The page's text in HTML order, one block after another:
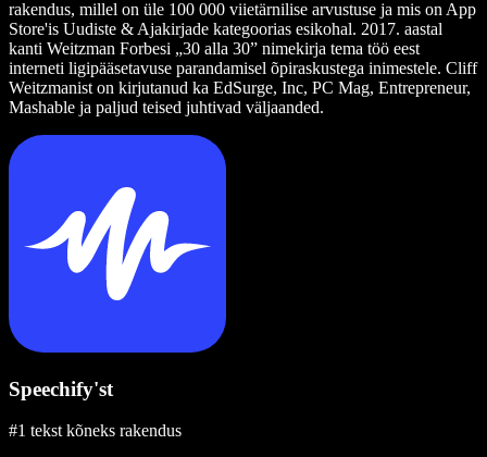
rakendus, millel on üle 100 000 viietärnilise arvustuse ja mis on App
Store'is Uudiste & Ajakirjade kategoorias esikohal. 2017. aastal
kanti Weitzman Forbesi „30 alla 30” nimekirja tema töö eest
interneti ligipääsetavuse parandamisel õpiraskustega inimestele. Cliff
Weitzmanist on kirjutanud ka EdSurge, Inc, PC Mag, Entrepreneur,
Mashable ja paljud teised juhtivad väljaanded.
Speechify'st
#1 tekst kõneks rakendus